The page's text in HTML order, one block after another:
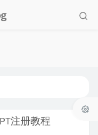
注册教程